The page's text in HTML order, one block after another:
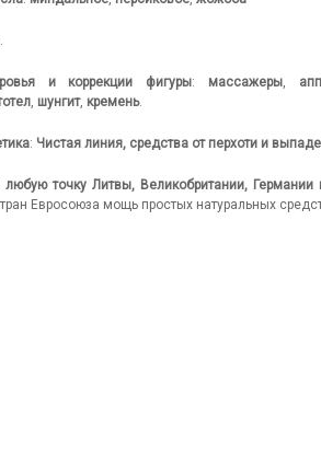
.
и коррекции фигуры: массажеры,
, шунгит, кремень.
: Чистая линия, средства от перхоти и
точку Литвы, Великобритании,
Евросоюза мощь простых натуральных